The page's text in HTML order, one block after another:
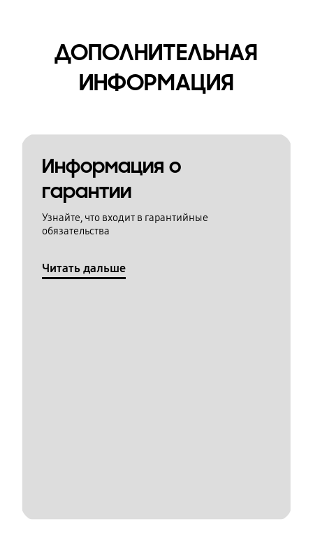
ДОПОЛНИТЕЛЬНАЯ
ИНФОРМАЦИЯ
Информация о
гарантии
Узнайте, что входит в гарантийные
обязательства
Читать дальше